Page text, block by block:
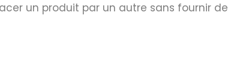
un produit par un autre sans fournir de